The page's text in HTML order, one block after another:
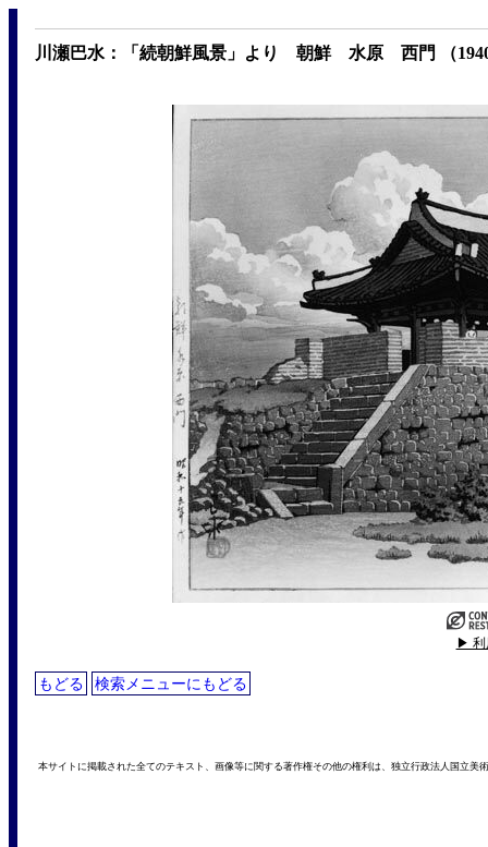
川瀬巴水：「続朝鮮風景」より 朝鮮 水原 西門 （
▶ 利
もどる 検索メニューにもどる
本サイトに掲載された全てのテキスト、画像等に関する著作権その他の権利は、独立行政法人国立